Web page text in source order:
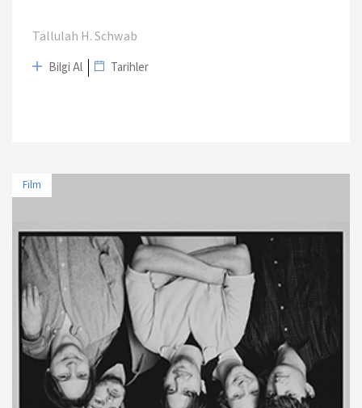
Tallulah H. Schwab
Bilgi Al Tarihler
Film
TARİH MEKAN
11 Nisan 2025 - 19:00 Cinewam City's 7
12 Nisan 2025 - 16:00 Paribu Cineverse Nautilus
15 Nisan 2025 - 11:00 Beyoğlu Sineması